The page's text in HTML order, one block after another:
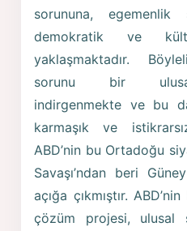
sorununa,
demokratik ve
yaklaşmaktadır.
sorunu bir ulusal-
indirgenmekte ve bu
karmaşık ve
ABD’nin bu Ortadoğu
Savaşı’ndan beri
açığa çıkmıştır.
çözüm projesi, ulusal